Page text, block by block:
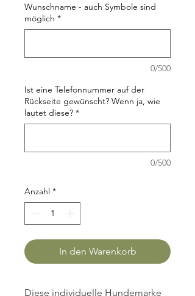
Wunschname - auch Symbole sind
möglich *
0/500
Ist eine Telefonnummer auf der
Rückseite gewünscht? Wenn ja, wie
lautet diese? *
0/500
Anzahl *
In den Warenkorb
Diese individuelle Hundemarke